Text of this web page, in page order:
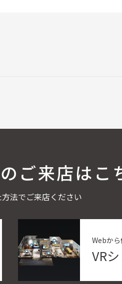
ご来店はこ
法でご来店ください
Webか
VR